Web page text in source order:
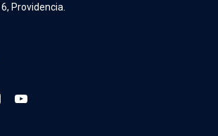
Providencia.